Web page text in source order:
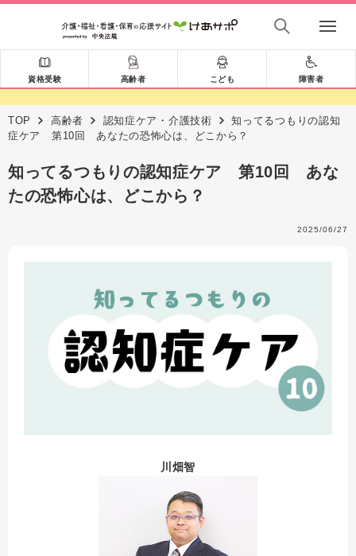
資格受験 高齢者 こども 障害者
TOP 高齢者 認知症ケア・介護技術
知ってるつもりの認知
症ケア 第10回 あなたの恐怖心は、どこから？
知ってるつもりの認知症ケア 第10回 あな
たの恐怖心は、どこから？
2025/06/27
川畑智